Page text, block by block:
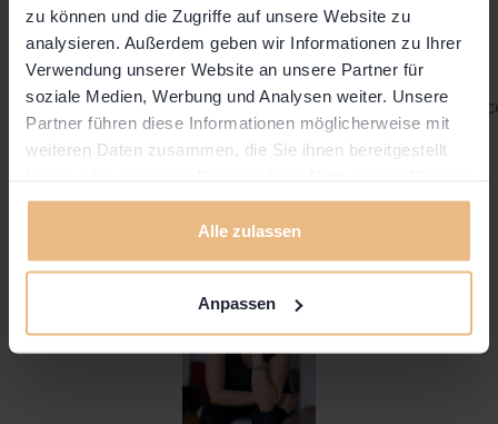
zu können und die Zugriffe auf unsere Website zu
analysieren. Außerdem geben wir Informationen zu Ihrer
Verwendung unserer Website an unsere Partner für
soziale Medien, Werbung und Analysen weiter. Unsere
Partner führen diese Informationen möglicherweise mit
weiteren Daten zusammen, die Sie ihnen bereitgestellt
gesammelt haben.
Alle zulassen
Anpassen
ONLINE via Zoom:
- https://zoom.us/s/94667591513?
- ID: 946 6759 1513
- PW: 013723